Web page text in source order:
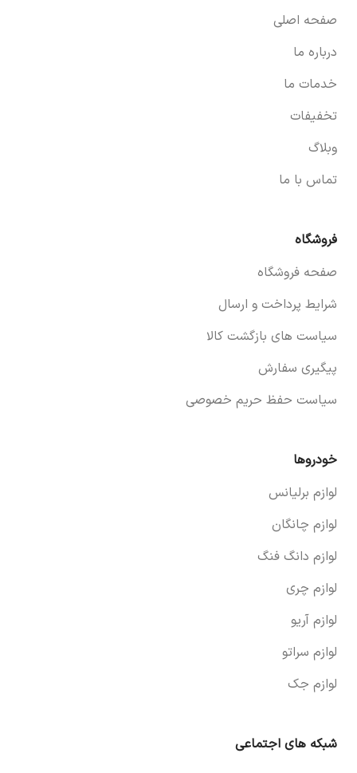
صفحه اصلی
درباره ما
خدمات ما
تخفیفات
وبلاگ
تماس با ما
فروشگاه
صفحه فروشگاه
شرایط پرداخت و ارسال
سیاست های بازگشت کالا
پیگیری سفارش
سیاست حفظ حریم خصوصی
خودروها
لوازم برلیانس
لوازم چانگان
لوازم دانگ فنگ
لوازم چری
لوازم آریو
لوازم سراتو
لوازم جک
شبکه های اجتماعی